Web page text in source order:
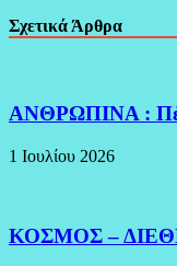
Σχετικά Άρθρα
ΑΝΘΡΩΠΙΝΑ :
1 Ιουλίου 2026
ΚΟΣΜΟΣ –